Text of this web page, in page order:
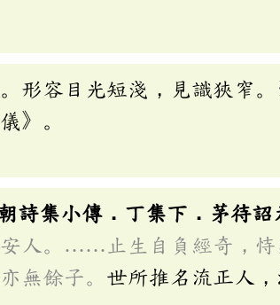
形容目光短淺，見識狹窄
》。
詩集小傳．丁集下．茅待詔
人。……止生自負經奇，
無餘子。 世所推名流正人